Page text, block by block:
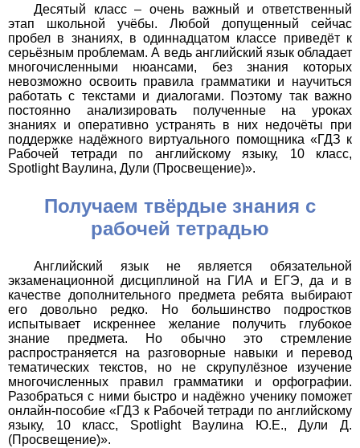
Десятый класс – очень важный и ответственный
этап школьной учёбы. Любой допущенный сейчас
пробел в знаниях, в одиннадцатом классе приведёт к
серьёзным проблемам. А ведь английский язык обладает
многочисленными нюансами, без знания которых
невозможно освоить правила грамматики и научиться
работать с текстами и диалогами. Поэтому так важно
постоянно анализировать полученные на уроках
знаниях и оперативно устранять в них недочёты при
поддержке надёжного виртуального помощника «ГДЗ к
Рабочей тетради по английскому языку, 10 класс,
Spotlight Ваулина, Дули (Просвещение)».
Получаем твёрдые знания с
рабочей тетрадью
Английский язык не является обязательной
экзаменационной дисциплиной на ГИА и ЕГЭ, да и в
качестве дополнительного предмета ребята выбирают
его довольно редко. Но большинство подростков
испытывает искреннее желание получить глубокое
знание предмета. Но обычно это стремление
распространяется на разговорные навыки и перевод
тематических текстов, но не скрупулёзное изучение
многочисленных правил грамматики и орфографии.
Разобраться с ними быстро и надёжно ученику поможет
онлайн-пособие «ГДЗ к Рабочей тетради по английскому
языку, 10 класс, Spotlight Ваулина Ю.Е., Дули Д.
(Просвещение)».